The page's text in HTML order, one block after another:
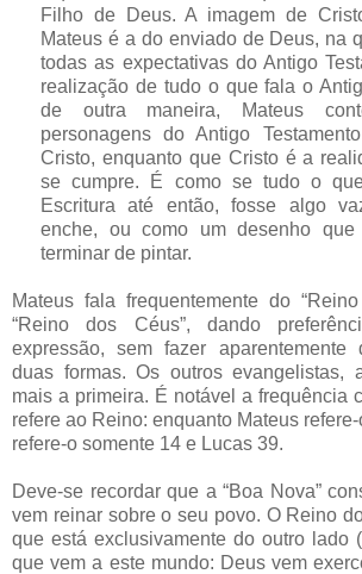
Filho de Deus. A imagem de
Mateus é a do enviado de Deus, na
todas as expectativas do Antigo
realização de tudo o que fala o
de outra maneira, Mateus
personagens do Antigo
Cristo, enquanto que Cristo é a
se cumpre. É como se tudo o
Escritura até então, fosse algo
enche, ou como um desenho
terminar de pintar.
Mateus fala frequentemente do
“Reino dos Céus”, dando
expressão, sem fazer aparentemente
duas formas. Os outros evangelistas,
mais a primeira. É notável a frequência
refere ao Reino: enquanto Mateus
refere-o somente 14 e Lucas 39.
Deve-se recordar que a “Boa Nova”
vem reinar sobre o seu povo. O Reino
que está exclusivamente do outro lado
que vem a este mundo: Deus vem